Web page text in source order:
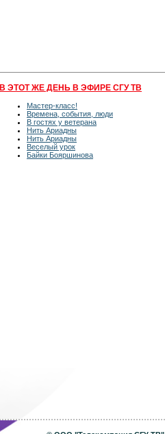
В ЭТОТ ЖЕ ДЕНЬ В ЭФИРЕ СГУ ТВ
Мастер-класс!
Времена, события, люди
В гостях у ветерана
Нить Ариадны
Нить Ариадны
Веселый урок
Байки Бояршинова